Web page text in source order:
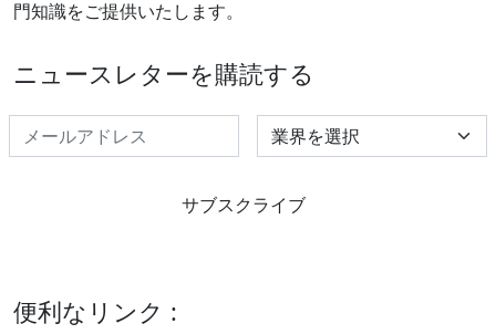
門知識をご提供いたします。
ニュースレターを購読する
Select Industry
サブスクライブ
便利なリンク :